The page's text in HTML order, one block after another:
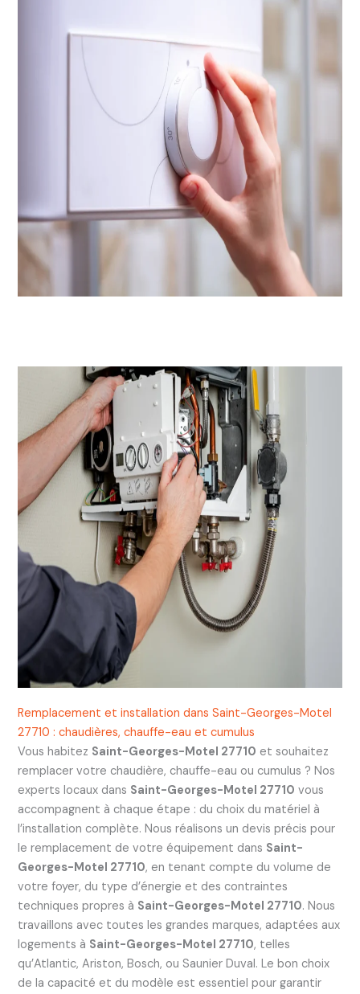
Remplacement et installation dans Saint-Georges-Motel
27710 : chaudières, chauffe-eau et cumulus
Vous habitez Saint-Georges-Motel 27710 et souhaitez
remplacer votre chaudière, chauffe-eau ou cumulus ? Nos
experts locaux dans Saint-Georges-Motel 27710 vous
accompagnent à chaque étape : du choix du matériel à
l’installation complète. Nous réalisons un devis précis pour
le remplacement de votre équipement dans Saint-
Georges-Motel 27710, en tenant compte du volume de
votre foyer, du type d’énergie et des contraintes
techniques propres à Saint-Georges-Motel 27710. Nous
travaillons avec toutes les grandes marques, adaptées aux
logements à Saint-Georges-Motel 27710, telles
qu’Atlantic, Ariston, Bosch, ou Saunier Duval. Le bon choix
de la capacité et du modèle est essentiel pour garantir